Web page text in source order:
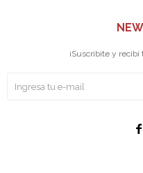
¡Suscribite y recibí
